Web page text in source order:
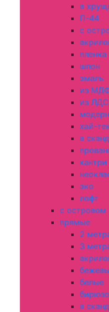
в
П-44
с
шпон
эмаль
из
из
модерн
хай-
в
кантри
эко
лофт
с островом
прямые
2
3
белые
в